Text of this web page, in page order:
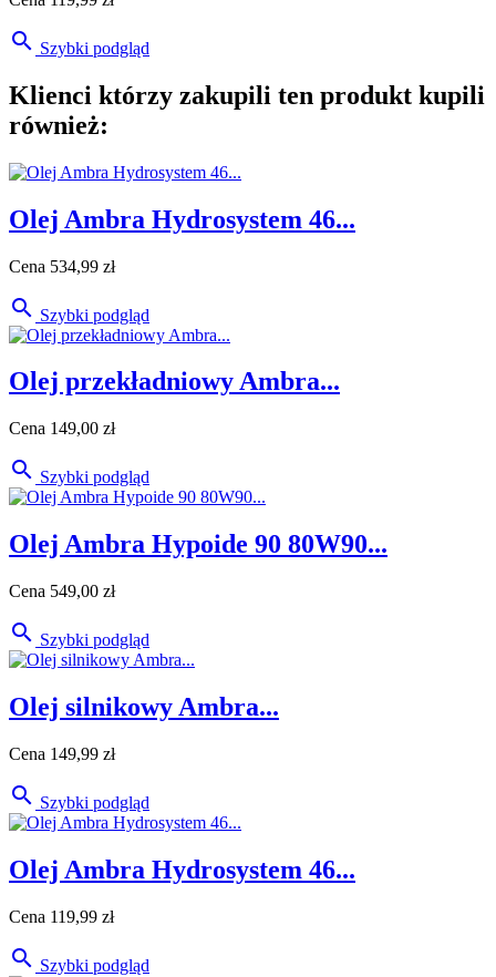
 Szybki podgląd
Klienci którzy zakupili ten produkt kupili
również:
Olej Ambra Hydrosystem 46...
Cena 534,99 zł
 Szybki podgląd
Olej przekładniowy Ambra...
Cena 149,00 zł
 Szybki podgląd
Olej Ambra Hypoide 90 80W90...
Cena 549,00 zł
 Szybki podgląd
Olej silnikowy Ambra...
Cena 149,99 zł
 Szybki podgląd
Olej Ambra Hydrosystem 46...
Cena 119,99 zł
 Szybki podgląd